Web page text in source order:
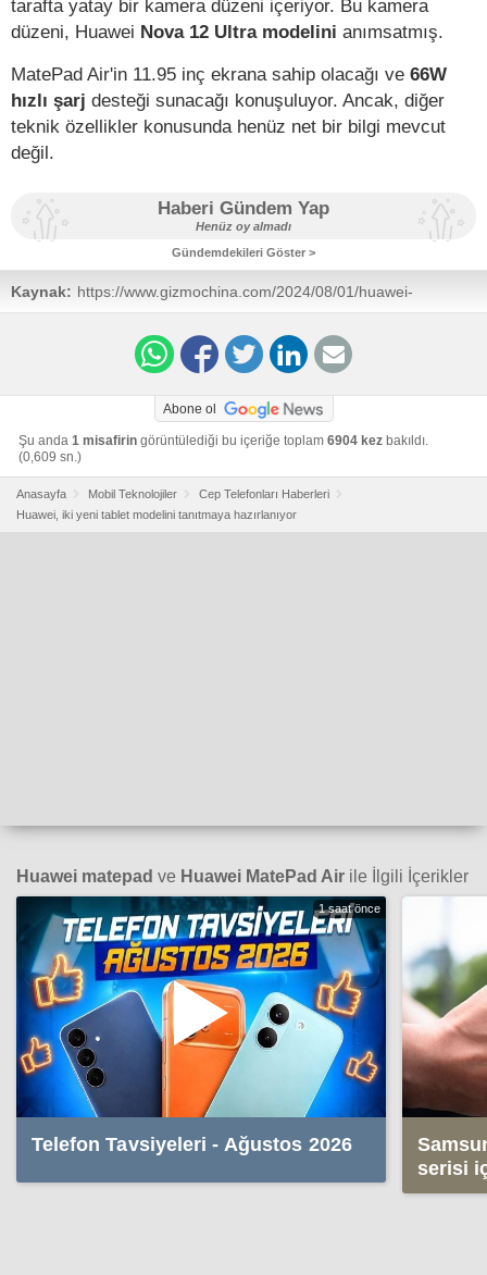
tarafta yatay bir kamera düzeni içeriyor. Bu kamera
düzeni, Huawei Nova 12 Ultra modelini anımsatmış.
MatePad Air'in 11.95 inç ekrana sahip olacağı ve 66W
hızlı şarj desteği sunacağı konuşuluyor. Ancak, diğer
teknik özellikler konusunda henüz net bir bilgi mevcut
değil.
Haberi Gündem Yap
Henüz oy almadı
Gündemdekileri Göster >
Kaynak: https://www.gizmochina.com/2024/08/01/huawei-
matepad-pro-air-launch-august-6-china/
Abone ol
Şu anda 1 misafirin görüntülediği bu içeriğe toplam 6904 kez bakıldı.
(0,609 sn.)
Anasayfa Mobil Teknolojiler
Cep Telefonları Haberleri
Huawei, iki yeni tablet modelini tanıtmaya hazırlanıyor
Huawei matepad ve Huawei MatePad Air ile İlgili İçerikler
1 saat önce
Telefon Tavsiyeleri - Ağustos 2026
serisi